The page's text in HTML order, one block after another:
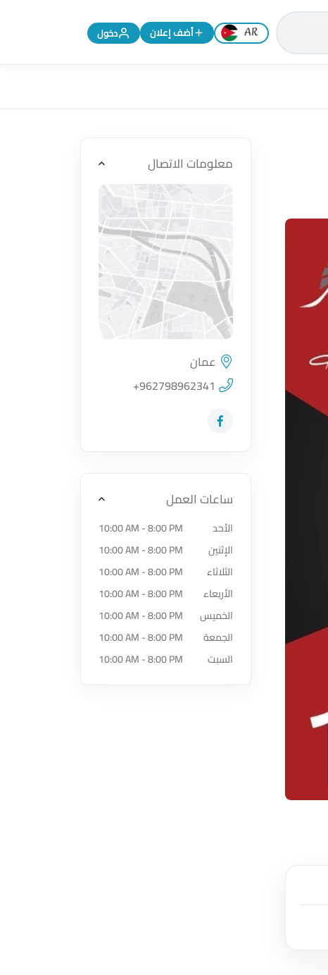
تغيير اللغة إلى الإنجليزية
أضف إعلان دخول
معلومات الاتصال
اضغط لتحميل الموقع
عمان
+962798962341
زيارة حساب المتجر على Facebook-f
ساعات العمل
الأحد
10:00 AM - 8:00 PM
الإثنين
10:00 AM - 8:00 PM
الثلاثاء
10:00 AM - 8:00 PM
الأربعاء
10:00 AM - 8:00 PM
الخميس
10:00 AM - 8:00 PM
الجمعة
10:00 AM - 8:00 PM
السبت
10:00 AM - 8:00 PM